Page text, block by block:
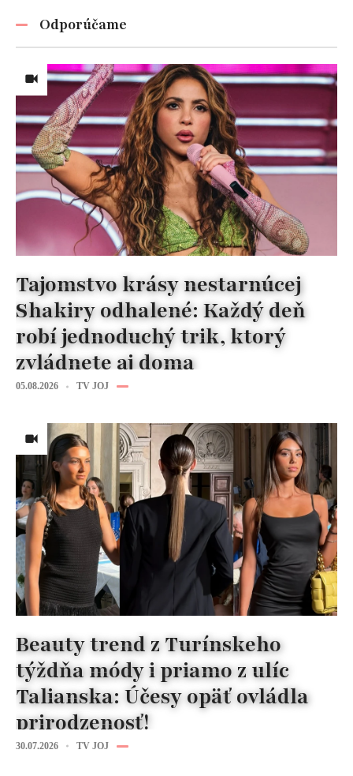
Odporúčame
Tajomstvo krásy nestarnúcej
Shakiry odhalené: Každý deň
robí jednoduchý trik, ktorý
zvládnete aj doma
05.08.2026 TV JOJ
Beauty trend z Turínskeho
týždňa módy i priamo z ulíc
Talianska: Účesy opäť ovládla
prirodzenosť!
30.07.2026 TV JOJ